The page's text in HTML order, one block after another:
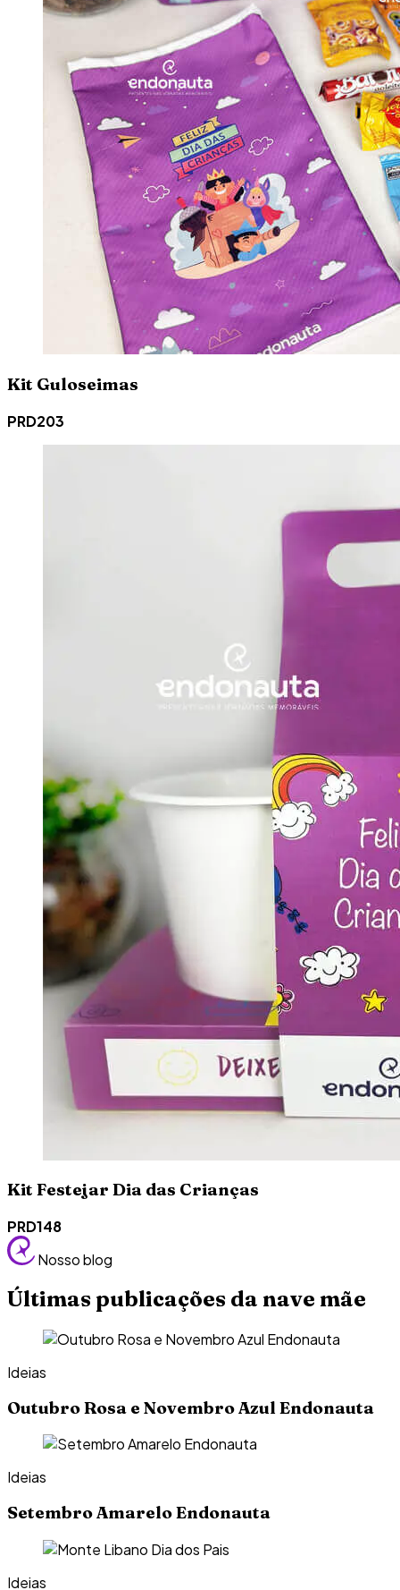
Kit Guloseimas
PRD203
Kit Festejar Dia das Crianças
PRD148
Nosso blog
Últimas publicações da nave mãe
Ideias
Outubro Rosa e Novembro Azul Endonauta
Ideias
Setembro Amarelo Endonauta
Ideias